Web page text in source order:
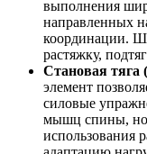
выполнения
направленных
координации.
растяжку,
Становая тяга
элемент
силовые
мышц спины,
использования